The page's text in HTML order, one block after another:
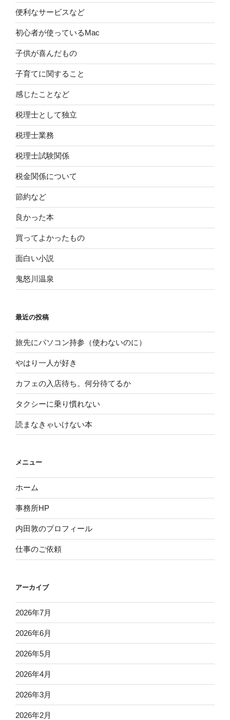
便利なサービスなど
初心者が使っているMac
子供が喜んだもの
子育てに関すること
感じたことなど
税理士として独立
税理士業務
税理士試験関係
税金関係について
節約など
良かった本
買ってよかったもの
面白い小説
鬼怒川温泉
最近の投稿
旅先にパソコン持参（使わないのに）
やはり一人が好き
カフェの入店待ち。何分待てるか
タクシーに乗り慣れない
読まなきゃいけない本
メニュー
ホーム
事務所HP
内田敦のプロフィール
仕事のご依頼
アーカイブ
2026年7月
2026年6月
2026年5月
2026年4月
2026年3月
2026年2月